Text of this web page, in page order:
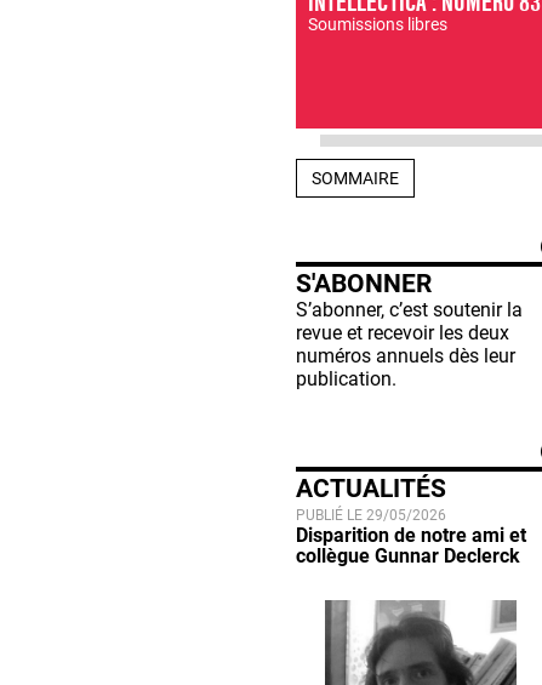
Soumissions libres
SOMMAIRE
S'ABONNER
S’abonner, c’est soutenir la
revue et recevoir les deux
numéros annuels dès leur
publication.
ACTUALITÉS
PUBLIÉ LE 29/05/2026
Disparition de notre ami et
collègue Gunnar Declerck